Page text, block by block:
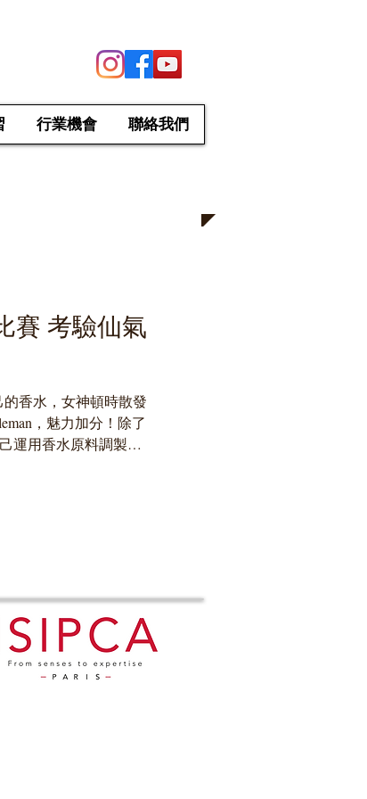
行業機會 聯絡我們
賽 考驗仙氣
的香水，女神頓時散發
，魅力加分！除了
運用香水原料調製香